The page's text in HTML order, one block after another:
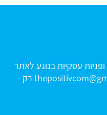
עסקיות בנוגע לאתר
רק